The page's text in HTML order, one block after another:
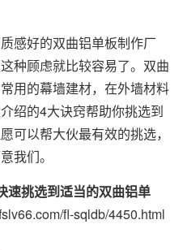
感好的双曲铝单板制作厂
种顾虑就比较容易了。双曲
用的幕墙建材，在外墙材料
绍的4大诀窍帮助你挑选到
可以帮大伙最有效的挑选，
我们。
速挑选到适当的双曲铝单
fl-sqldb/4450.html